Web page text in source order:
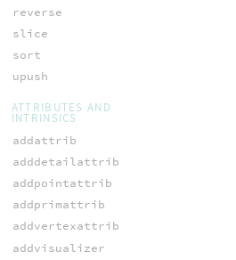
reverse
slice
sort
upush
ATTRIBUTES AND
INTRINSICS
addattrib
adddetailattrib
addpointattrib
addprimattrib
addvertexattrib
addvisualizer